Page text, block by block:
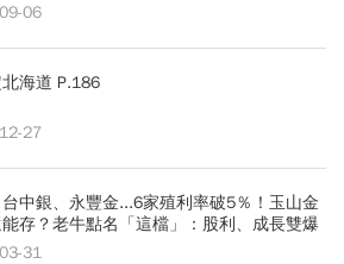
06
海道 P.186
27
中銀、永豐金...6家殖利率破5％！玉山金
存？老牛點名「這檔」：股利、成長雙爆
31